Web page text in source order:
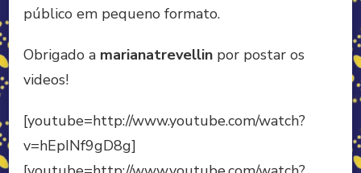
público em pequeno formato.
Obrigado a marianatrevellin por postar os
videos!
[youtube=http://www.youtube.com/watch?
v=hEpINf9gD8g]